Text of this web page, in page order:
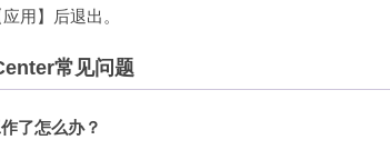
用】后退出。
常见问题
了怎么办？